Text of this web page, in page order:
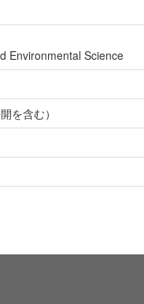
Environmental Science
を含む）